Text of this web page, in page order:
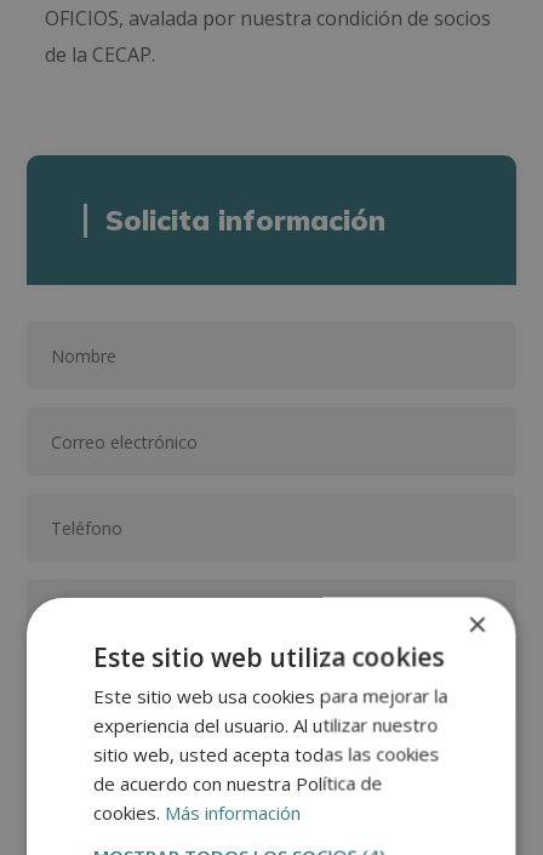
OFICIOS, avalada por nuestra condición de socios
de la CECAP.
Solicita información
GRUPO TARRACO DE ESCUELAS DE FORMACIÓN DE POSTGRADO, S.L., CIF:
B01589969, Domicilio: C/ Amadeu Vives, 5, Bloque 1 - Bajo C, 43481, La
Finalidad del Tratamiento: Tratamos la información que nos facilita con el
×
Este sitio web utiliza cookies
Este sitio web usa cookies para mejorar la
experiencia del usuario. Al utilizar nuestro
sitio web, usted acepta todas las cookies
de acuerdo con nuestra Política de
cookies. Más información